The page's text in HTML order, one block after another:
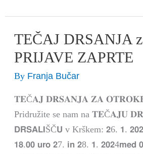
TEČAJ DRSANJA
PRIJAVE ZAPRTE
By Franja Bučar
𝐓𝐄Č𝐀𝐉 𝐃𝐑𝐒𝐀𝐍𝐉𝐀 𝐙𝐀 𝐎𝐓𝐑𝐎𝐊𝐄
Pridružite se nam na 𝐓𝐄Č𝐀𝐉𝐔
𝗗𝗥𝗦𝗔𝗟𝗜ŠČ𝗨 v Krškem: 𝟮6. 𝟭.
𝟭𝟴.𝟬𝟬 𝘂𝗿𝗼 𝟮7. 𝗶𝗻 𝟮8. 𝟭. 𝟮𝟬𝟮4𝗺𝗲𝗱
TEČAJ
DRSANJA
otroke
/
PRIJAVE
ZAPRTE